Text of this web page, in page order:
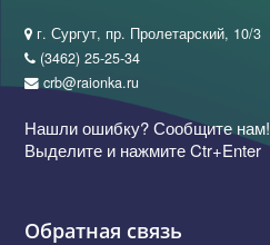
г. Сургут, пр. Пролетарский, 10/3
(3462) 25-25-34
crb@raionka.ru
Нашли ошибку? Сообщите нам!
Выделите и нажмите Ctr+Enter
Обратная связь